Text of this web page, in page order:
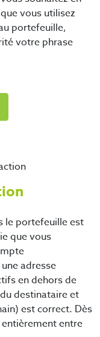
vous utilisez
portefeuille,
votre phrase
le portefeuille est
que vous
adresse
en dehors de
destinataire et
est correct. Dès
entre